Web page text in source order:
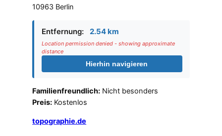
10963 Berlin
Entfernung: 2.54 km
Location permission denied - showing approximate
distance
Hierhin navigieren
Familienfreundlich: Nicht besonders
Preis: Kostenlos
topographie.de